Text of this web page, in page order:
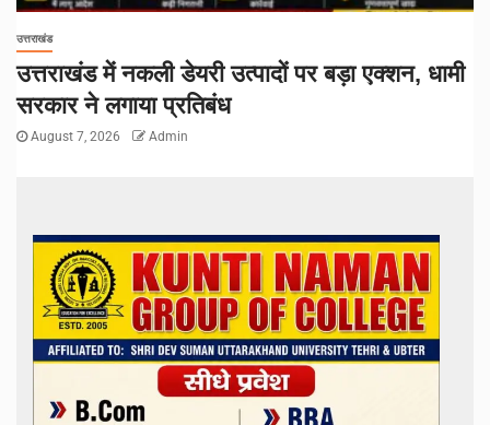
उत्तराखंड
उत्तराखंड में नकली डेयरी उत्पादों पर बड़ा एक्शन, धामी
सरकार ने लगाया प्रतिबंध
August 7, 2026 Admin